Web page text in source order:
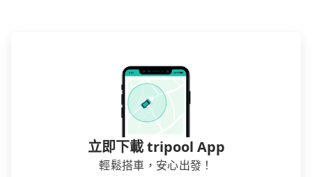
立即下載 tripool App
輕鬆搭車，安心出發！